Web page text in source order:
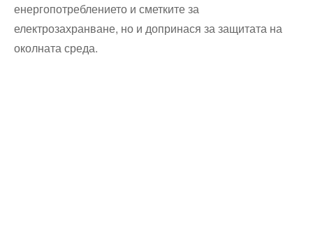
енергопотреблението и сметките за
електрозахранване, но и допринася за защитата на
околната среда.